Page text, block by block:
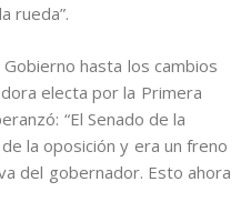
rueda”.
hasta los cambios
electa por la Primera
“El Senado de la
la oposición y era un freno
del gobernador. Esto ahora